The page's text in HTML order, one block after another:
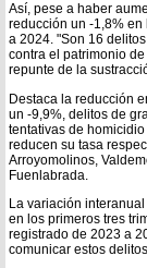
Así, pese a haber
reducción un -1,8%
a 2024. "Son 16
contra el patrimonio
repunte de la
Destaca la reducción
un -9,9%, delitos de
tentativas de
reducen su tasa
Arroyomolinos,
Fuenlabrada.
La variación
en los primeros tres
registrado de 2023 a
comunicar estos